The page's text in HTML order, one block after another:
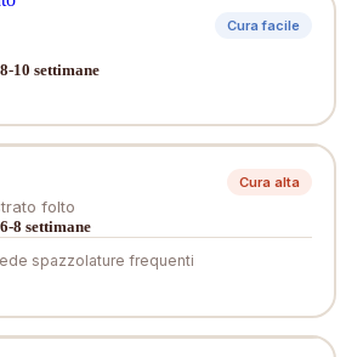
Cura facile
10 settimane
Cura alta
folto
8 settimane
spazzolature frequenti